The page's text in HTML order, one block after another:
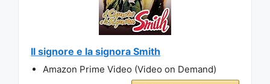
Il signore e la signora Smith
Amazon Prime Video (Video on Demand)